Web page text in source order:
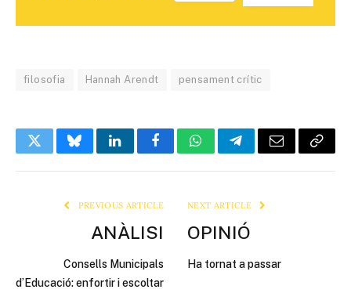
filosofia Hannah Arendt pensament crític
TwitterBlueskyLinkedInFacebookWhatsAppTelegramEmail Copy
PREVIOUS ARTICLE
ANÀLISI
Consells Municipals
d’Educació: enfortir i escoltar
NEXT ARTICLE
OPINIÓ
Ha tornat a passar